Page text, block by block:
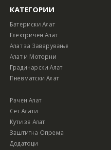
КАТЕГОРИИ
Батериски Алат
Електричен Алат
Алат за Заварување
Алат и Моторни
Градинарски Алат
Пневматски Алат
Рачен Алат
Сет Алати
Кути за Алат
Заштитна Опрема
Додатоци